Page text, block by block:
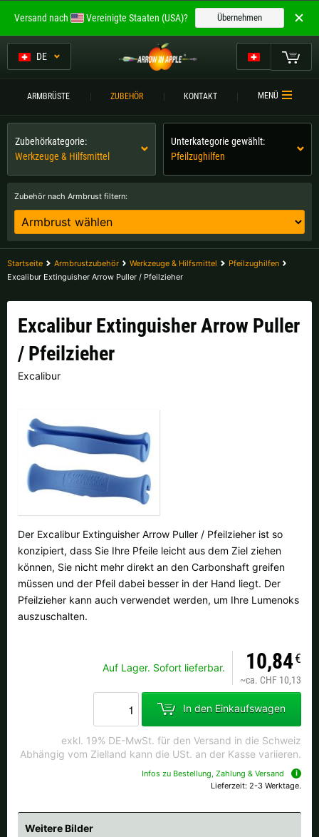
DE
ARMBRÜSTE ZUBEHÖR KONTAKT MENÜ
Zubehör nach Armbrust filtern:
Zubehörkategorie:
Werkzeuge & Hilfsmittel
Unterkategorie gewählt:
Pfeilzughilfen
Startseite Armbrustzubehör Werkzeuge & Hilfsmittel
Pfeilzughilfen
Excalibur Extinguisher Arrow Puller / Pfeilzieher
Excalibur Extinguisher Arrow Puller
/ Pfeilzieher
Excalibur
Der Excalibur Extinguisher Arrow Puller / Pfeilzieher ist so
konzipiert, dass Sie Ihre Pfeile leicht aus dem Ziel ziehen
können, Sie nicht mehr direkt an den Carbonshaft greifen
müssen und der Pfeil dabei besser in der Hand liegt. Der
Pfeilzieher kann auch verwendet werden, um Ihre Lumenoks
auszuschalten.
Auf Lager. Sofort lieferbar. 10,84€
~ca. CHF 10,13
In den Einkaufswagen
exkl. 19% DE-MwSt. für den Versand in die Schweiz
Abhängig vom Zielland kann die USt. an der Kasse variieren.
Infos zu Bestellung, Zahlung & Versand
Lieferzeit: 2-3 Werktage.
Weitere Bilder
Willkommen bei
ARROW IN APPLE
Die besten Armbrüste.
Bitte wählen Sie Ihre Sprache aus:
Englisch Deutsch (DE)
Deutsch (AT) Deutsch (CH)
Bitte wählen Sie Ihre Versandregion:
Belgien |€ Bulgarien |лв
Finnland |€ Frankreich |
Italien |€
Niederlande |€
Schweiz |Fr.
Slowenien | € Spanien | €
Tschechien | Kč Ungarn |
Ok
Sollte Ihr Land nicht verfübar sein, keine Sorge - wählen Sie einfach
Versand nach Vereinigte Staaten (USA)? Übernehmen
Mein Warenkorb
ARMBRÜSTE
ARMBRUSTVERGLEICH
ZUBEHÖR
KONTAKT